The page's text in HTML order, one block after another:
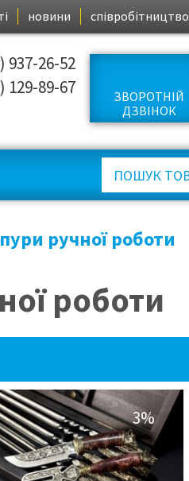
новини співробітництво
937-26-52
129-89-67
ЗВОРОТНІЙ
ДЗВІНОК
ручної роботи
роботи
3%